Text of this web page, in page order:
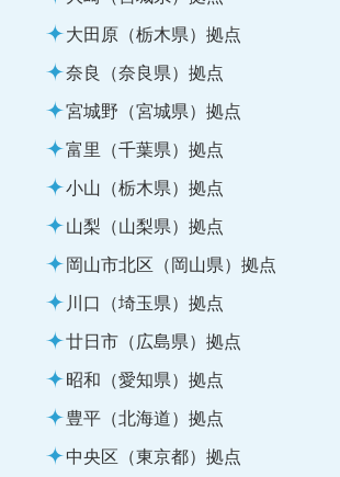
大田原（栃木県）拠点
奈良（奈良県）拠点
宮城野（宮城県）拠点
富里（千葉県）拠点
小山（栃木県）拠点
山梨（山梨県）拠点
岡山市北区（岡山県）拠点
川口（埼玉県）拠点
廿日市（広島県）拠点
昭和（愛知県）拠点
豊平（北海道）拠点
中央区（東京都）拠点